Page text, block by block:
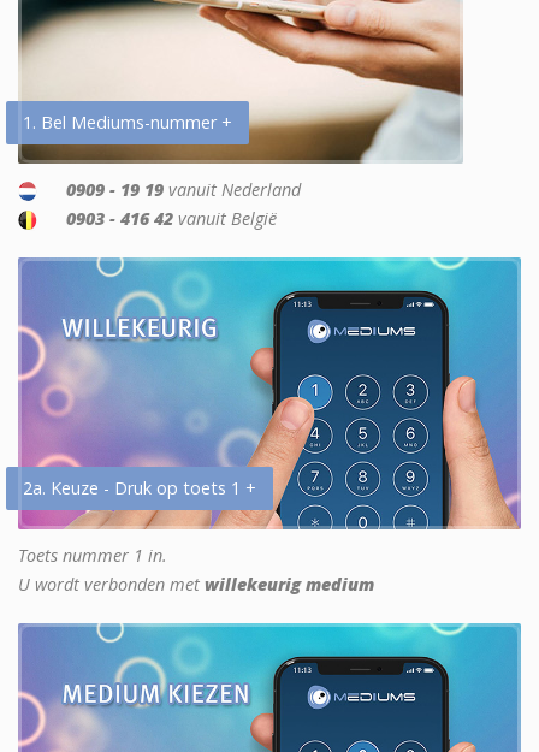
1. Bel Mediums-nummer +
0909 - 19 19 vanuit Nederland
0903 - 416 42 vanuit België
2a. Keuze - Druk op toets 1 +
Toets nummer 1 in.
U wordt verbonden met willekeurig medium